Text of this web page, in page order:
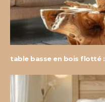
table basse en bois flotté